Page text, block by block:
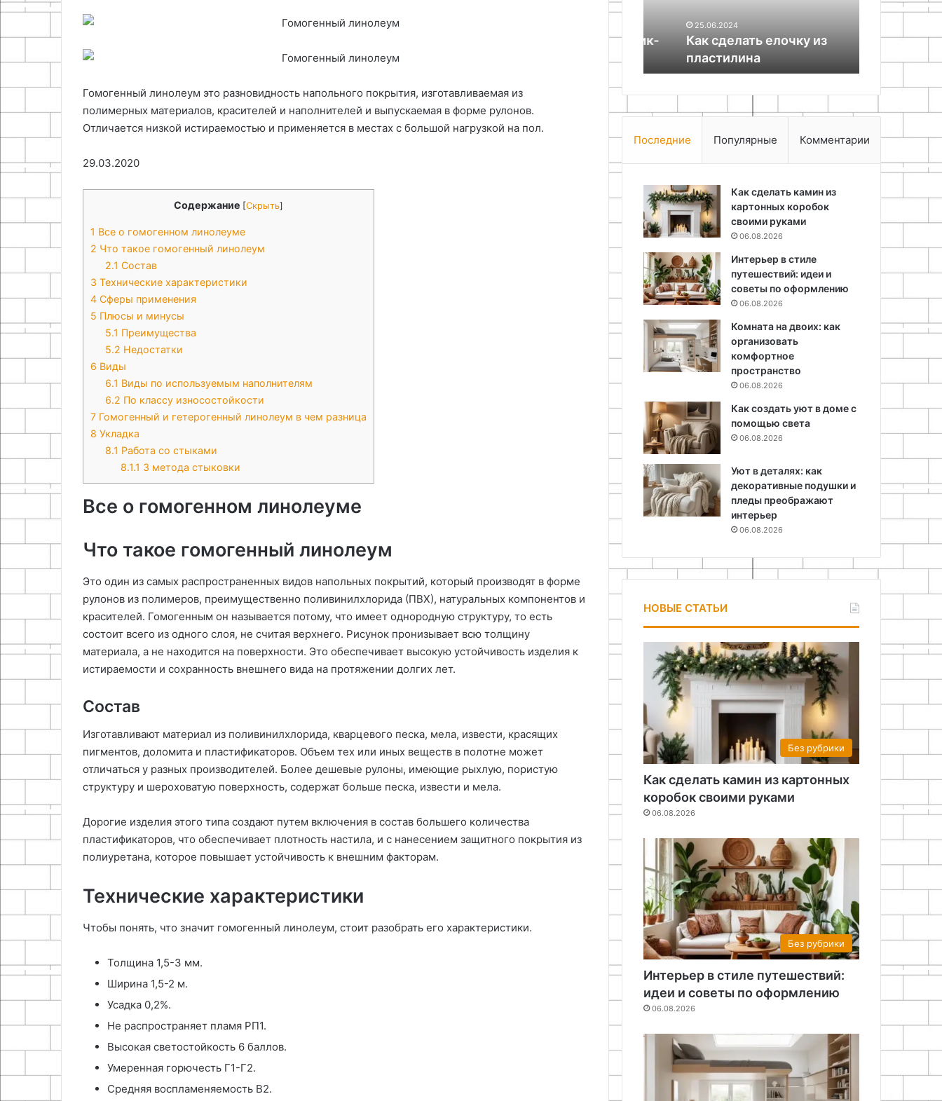
Гомогенный линолеум это разновидность напольного покрытия, изготавливаемая из
полимерных материалов, красителей и наполнителей и выпускаемая в форме рулонов.
Отличается низкой истираемостью и применяется в местах с большой нагрузкой на пол.
29.03.2020
Содержание [Скрыть]
1 Все о гомогенном линолеуме
2 Что такое гомогенный линолеум
2.1 Состав
3 Технические характеристики
4 Сферы применения
5 Плюсы и минусы
5.1 Преимущества
5.2 Недостатки
6 Виды
6.1 Виды по используемым наполнителям
6.2 По классу износостойкости
7 Гомогенный и гетерогенный линолеум в чем разница
8 Укладка
8.1 Работа со стыками
8.1.1 3 метода стыковки
Все о гомогенном линолеуме
Что такое гомогенный линолеум
Это один из самых распространенных видов напольных покрытий, который производят в форме
рулонов из полимеров, преимущественно поливинилхлорида (ПВХ), натуральных компонентов и
красителей. Гомогенным он называется потому, что имеет однородную структуру, то есть
состоит всего из одного слоя, не считая верхнего. Рисунок пронизывает всю толщину
материала, а не находится на поверхности. Это обеспечивает высокую устойчивость изделия к
истираемости и сохранность внешнего вида на протяжении долгих лет.
Состав
Изготавливают материал из поливинилхлорида, кварцевого песка, мела, извести, красящих
пигментов, доломита и пластификаторов. Объем тех или иных веществ в полотне может
отличаться у разных производителей. Более дешевые рулоны, имеющие рыхлую, пористую
структуру и шероховатую поверхность, содержат больше песка, извести и мела.
Дорогие изделия этого типа создают путем включения в состав большего количества
пластификаторов, что обеспечивает плотность настила, и с нанесением защитного покрытия из
полиуретана, которое повышает устойчивость к внешним факторам.
Технические характеристики
Чтобы понять, что значит гомогенный линолеум, стоит разобрать его характеристики.
Толщина 1,5-3 мм.
Ширина 1,5-2 м.
Усадка 0,2%.
Не распространяет пламя РП1.
Высокая светостойкость 6 баллов.
Умеренная горючесть Г1-Г2.
Средняя воспламеняемость В2.
Мастер-класс: корзинка из
газетных трубочек
сверл своими руками
Как сделать жидкий пластик-
25.06.2024
Как сделать елочку из
пластилина
Как
интернет
Последние Популярные Комментарии
Как сделать камин из
картонных коробок
своими руками
06.08.2026
Интерьер в стиле
путешествий: идеи и
советы по оформлению
06.08.2026
Комната на двоих: как
организовать
комфортное
пространство
06.08.2026
Как создать уют в доме с
помощью света
06.08.2026
Уют в деталях: как
декоративные подушки и
пледы преображают
интерьер
06.08.2026
НОВЫЕ СТАТЬИ
Без рубрики
Как сделать камин из картонных
коробок своими руками
06.08.2026
Без рубрики
Интерьер в стиле путешествий:
идеи и советы по оформлению
06.08.2026